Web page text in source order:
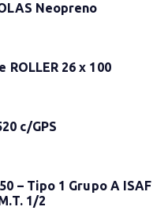
Neopreno
26 x 100
c/GPS
– Tipo 1 Grupo A ISAF
1/2